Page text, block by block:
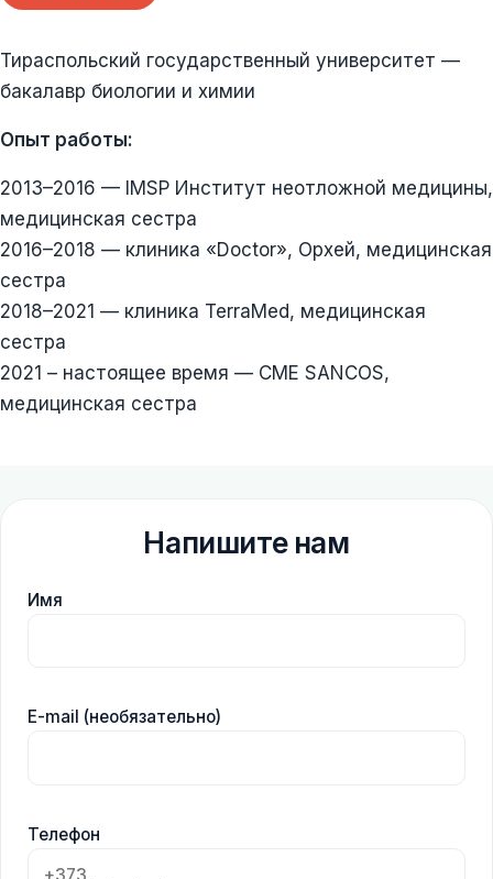
Тираспольский государственный университет —
бакалавр биологии и химии
Опыт работы:
2013–2016 — IMSP Институт неотложной медицины,
медицинская сестра
2016–2018 — клиника «Doctor», Орхей, медицинская
сестра
2018–2021 — клиника TerraMed, медицинская
сестра
2021 – настоящее время — CME SANCOS,
медицинская сестра
Напишите нам
Имя
E-mail (необязательно)
Телефон